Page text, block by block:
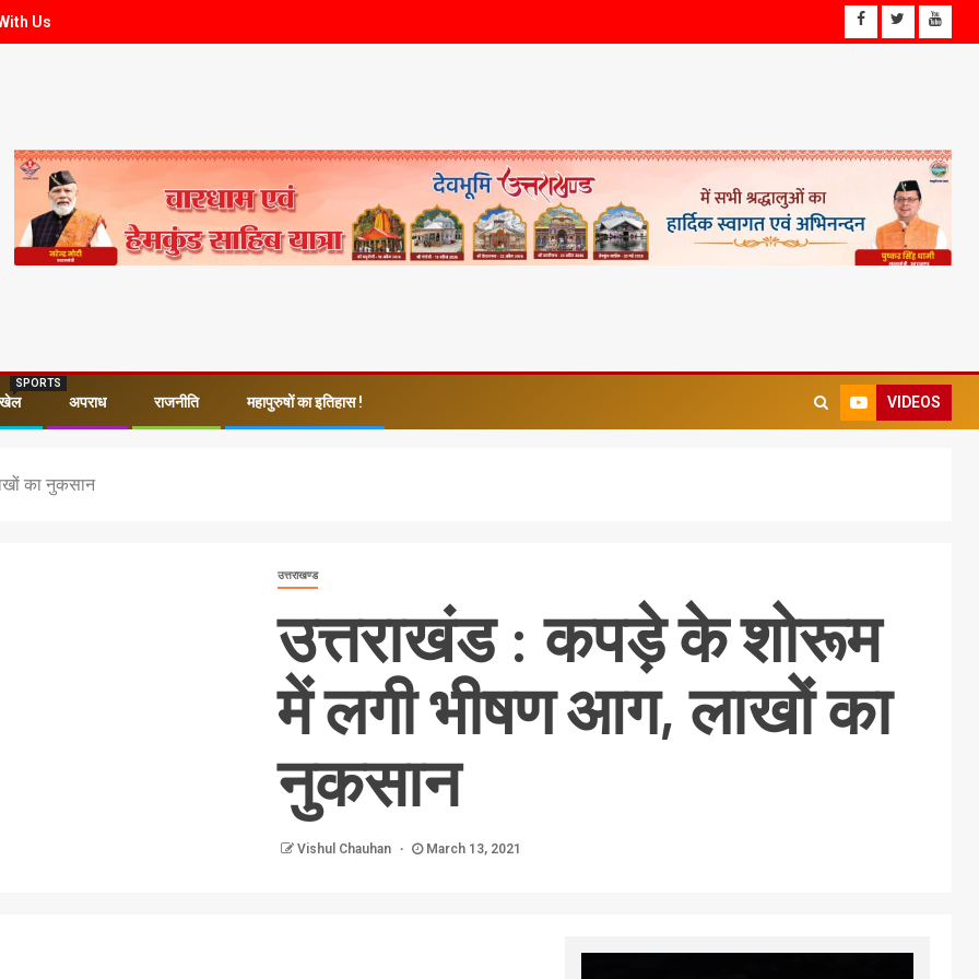
Us
खेल
SPORTS
अपराध राजनीति महापुरुषों का इतिहास ! VIDEOS
का नुकसान
उत्तराखण्ड
उत्तराखंड : कपड़े के शोरूम
में लगी भीषण आग, लाखों का
नुकसान
Vishul Chauhan March 13, 2021